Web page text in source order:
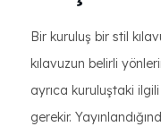
Bir kuruluş bir stil
kılavuzun belirli
ayrıca kuruluştaki
gerekir.